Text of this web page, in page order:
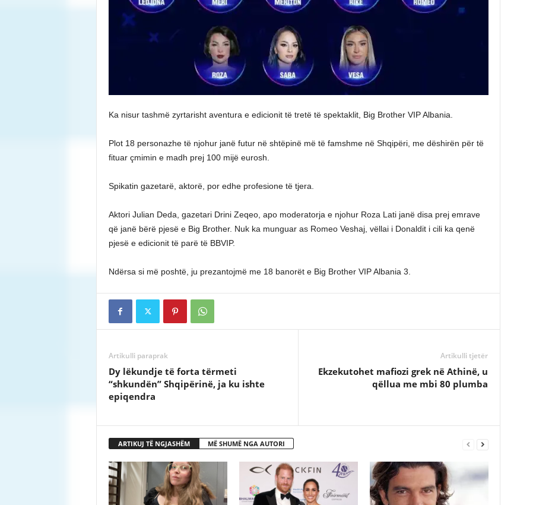
Ka nisur tashmë zyrtarisht aventura e edicionit të tretë të spektaklit, Big Brother VIP Albania.
Plot 18 personazhe të njohur janë futur në shtëpinë më të famshme në Shqipëri, me dëshirën për të
fituar çmimin e madh prej 100 mijë eurosh.
Spikatin gazetarë, aktorë, por edhe profesione të tjera.
Aktori Julian Deda, gazetari Drini Zeqeo, apo moderatorja e njohur Roza Lati janë disa prej emrave
që janë bërë pjesë e Big Brother. Nuk ka munguar as Romeo Veshaj, vëllai i Donaldit i cili ka qenë
pjesë e edicionit të parë të BBVIP.
Ndërsa si më poshtë, ju prezantojmë me 18 banorët e Big Brother VIP Albania 3.
Artikulli paraprak
Dy lëkundje të forta tërmeti
“shkundën” Shqipërinë, ja ku ishte
epiqendra
Artikulli tjetër
Ekzekutohet mafiozi grek në Athinë, u
qëllua me mbi 80 plumba
ARTIKUJ TË NGJASHËM MË SHUMË NGA AUTORI